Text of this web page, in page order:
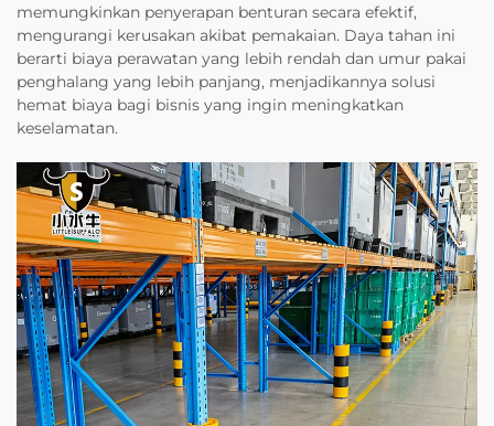
memungkinkan penyerapan benturan secara efektif,
mengurangi kerusakan akibat pemakaian. Daya tahan ini
berarti biaya perawatan yang lebih rendah dan umur pakai
penghalang yang lebih panjang, menjadikannya solusi
hemat biaya bagi bisnis yang ingin meningkatkan
keselamatan.